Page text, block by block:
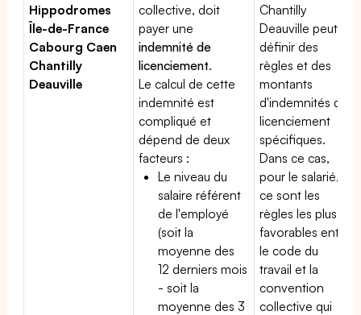
Hippodromes
Île-de-France
Cabourg Caen
Chantilly
Deauville
collective, doit
payer une
indemnité de
licenciement.
Le calcul de cette
indemnité est
compliqué et
dépend de deux
facteurs :
Le niveau du
salaire référent
de l'employé
(soit la
moyenne des
12 derniers mois
- soit la
moyenne des 3
Chantilly
Deauville peut
définir des
règles et des
montants
d'indemnités de
licenciement
spécifiques.
Dans ce cas,
pour le salarié,
ce sont les
règles les plus
favorables entre
le code du
travail et la
convention
collective qui